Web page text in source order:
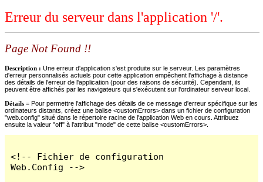
Erreur du serveur dans l'application '/'.
Page Not Found !!
Description : Une erreur d'application s'est produite sur le serveur. Les paramètres
d'erreur personnalisés actuels pour cette application empêchent l'affichage à distance
des détails de l'erreur de l'application (pour des raisons de sécurité). Cependant, ils
peuvent être affichés par les navigateurs qui s'exécutent sur l'ordinateur serveur local.
Détails = Pour permettre l'affichage des détails de ce message d'erreur spécifique sur les
ordinateurs distants, créez une balise <customErrors> dans un fichier de configuration
"web.config" situé dans le répertoire racine de l'application Web en cours. Attribuez
ensuite la valeur "off" à l'attribut "mode" de cette balise <customErrors>.
<!-- Fichier de configuration
Web.Config -->